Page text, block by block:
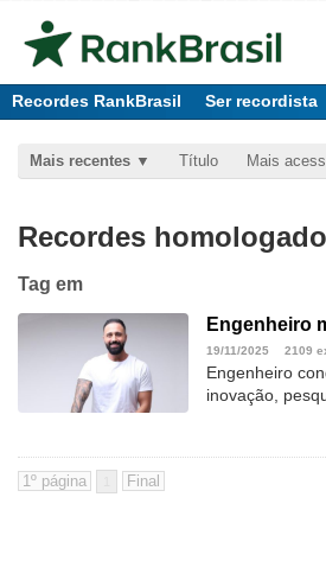
Recordes RankBrasil Ser recordista
Mais recentes Título Mais
Recordes
Tag em
Engenheiro
19/11/2025 2109
Engenheiro
inovação,